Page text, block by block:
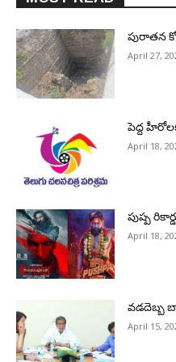
పురాత‌న
April 27,
పెద్ద
April 18,
పుష్ప
April 18,
వడదెబ్బ
April 15,